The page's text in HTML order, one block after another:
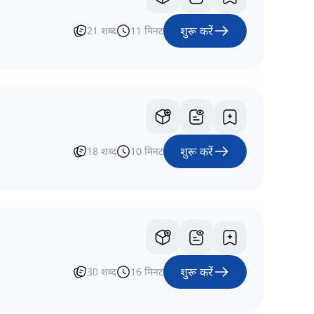
21 शब्द 11 मिनट शुरू करें
18 शब्द 10 मिनट शुरू करें
30 शब्द 16 मिनट शुरू करें